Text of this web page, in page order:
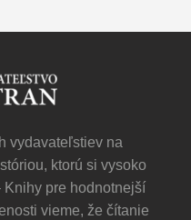
vydavateľstiev na
ktorú si vysoko
pre hodnotnejší
vieme, že čítanie